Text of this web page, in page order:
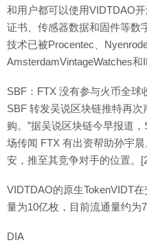
和用户都可以使用VIDTDAO
证书、传感器数据和固件等数
技术已被Procentec、
AmsterdamVintageWatches和
SBF：FTX 没有参与火币全球
SBF 转发吴说区块链推特再次
购。”据吴说区块链今早报道
场传闻 FTX 有出资帮助孙宇
安，推至其竞争对手的位置。
VIDTDAO的原生TokenVIDT
量为10亿枚，目前流通量约为
DIA